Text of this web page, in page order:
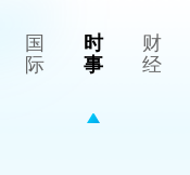
国
际
时
事
财
经